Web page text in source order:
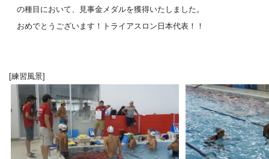
の種目において、見事金メダルを獲得いたしました。
おめでとうございます！トライアスロン日本代表！！
[練習風景]